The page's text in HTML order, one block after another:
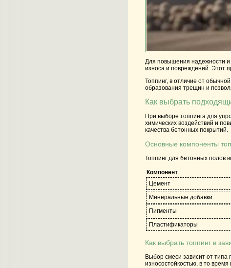
Для повышения надежности и
износа и повреждений. Этот
Топпинг, в отличие от
образования трещин и
Как выбрать
При выборе топпинга для
химических воздействий и
качества бетонных покрытий.
Основные компоненты
Топпинг для бетонных полов
Компонент
Цемент
Минеральные добавки
Пигменты
Пластификаторы
Как выбрать топпинг в
Выбор смеси зависит от типа
износостойкостью, в то